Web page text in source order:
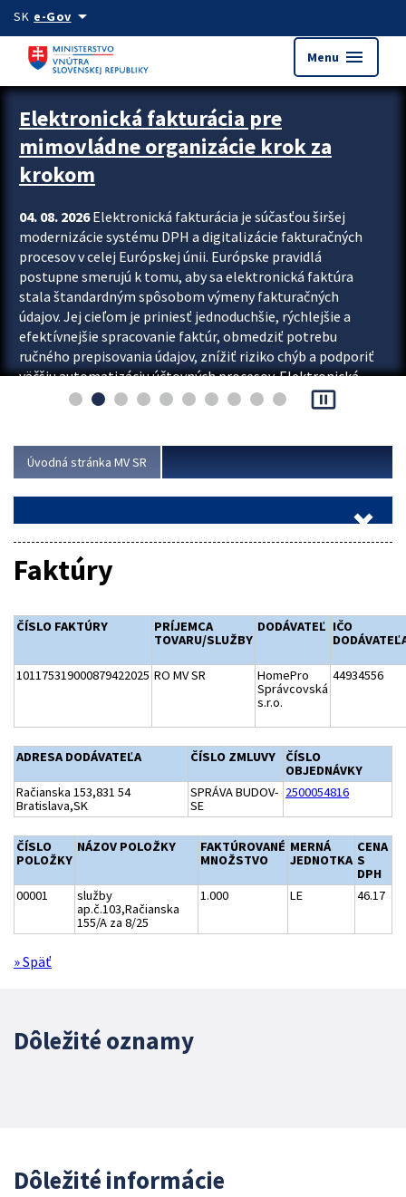
Preskocit na hlavný obsah
SK e-Govarrow_drop_down
Menu menu
Zastavit automatický posun upútavok
Elektronická fakturácia pre
mimovládne organizácie krok za
krokom
04. 08. 2026Elektronická fakturácia je súčasťou širšej
modernizácie systému DPH a digitalizácie fakturačných
procesov v celej Európskej únii. Európske pravidlá
postupne smerujú k tomu, aby sa elektronická faktúra
stala štandardným spôsobom výmeny fakturačných
údajov. Jej cieľom je priniesť jednoduchšie, rýchlejšie a
efektívnejšie spracovanie faktúr, obmedziť potrebu
ručného prepisovania údajov, znížiť riziko chýb a podporiť
väčšiu automatizáciu účtovných procesov. Elektronická
fakturácia preto nepredstavuje...
pause_presentation
Úvodná stránka MV SR
Faktúry
ČÍSLO FAKTÚRY
PRÍJEMCA
TOVARU/SLUŽBY
DODÁVATEĽ IČO
101175319000879422025 RO MV SR
HomePro
Správcovská
s.r.o.
44934556
ADRESA DODÁVATEĽA ČÍSLO ZMLUVY
ČÍSLO
OBJEDNÁVKY
Račianska 153,831 54
Bratislava,SK
SPRÁVA BUDOV-
SE
2500054816
ČÍSLO
POLOŽKY
NÁZOV POLOŽKY
FAKTÚROVANÉ
MNOŽSTVO
MERNÁ
JEDNOTKA
CENA
S
DPH
00001
služby
ap.č.103,Račianska
155/A za 8/25
1.000 LE 46.17
» Späť
Dôležité oznamy
Dôležité informácie